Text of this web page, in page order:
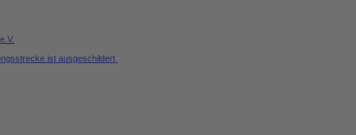
ist ausgeschildert